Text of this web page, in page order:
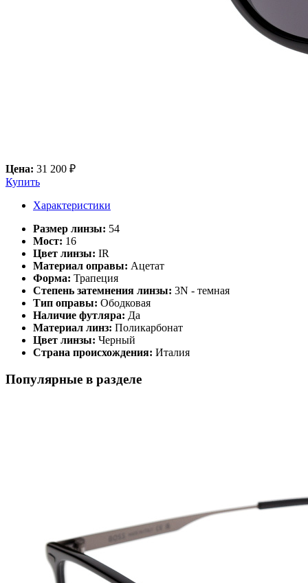
Цена: 31 200 ₽
Купить
Характеристики
Размер линзы: 54
Мост: 16
Цвет линзы: IR
Материал оправы: Ацетат
Форма: Трапеция
Степень затемнения линзы: 3N - темная
Тип оправы: Ободковая
Наличие футляра: Да
Материал линз: Поликарбонат
Цвет линзы: Черный
Страна происхождения: Италия
Популярные в разделе